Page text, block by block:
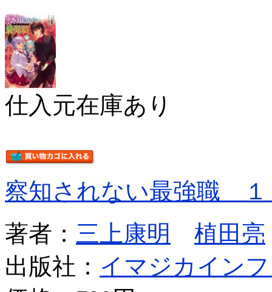
仕入元在庫あり
察知されない最強職 １
著者： 三上康明
植田亮
出版社： イマジカイン